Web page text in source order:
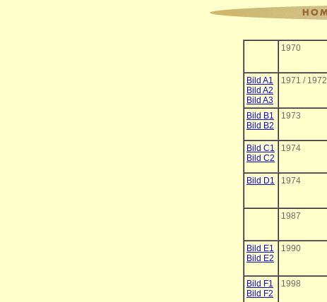
1970
Bild A1
Bild A2
Bild A3
1971 / 1972
Bild B1
Bild B2
1973
Bild C1
Bild C2
1974
Bild D1 1974
1987
Bild E1
Bild E2
1990
Bild F1
Bild F2
1998